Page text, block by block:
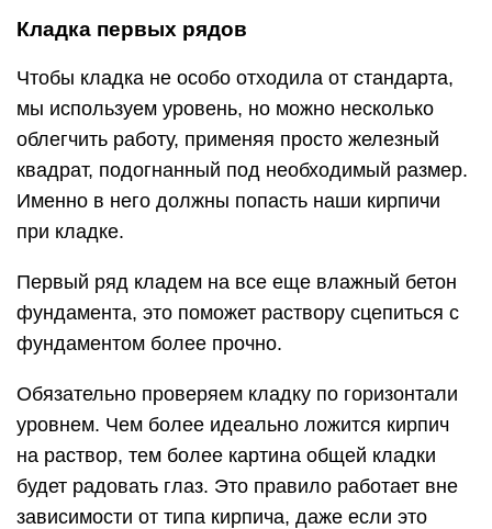
Кладка первых рядов
Чтобы кладка не особо отходила от стандарта,
мы используем уровень, но можно несколько
облегчить работу, применяя просто железный
квадрат, подогнанный под необходимый размер.
Именно в него должны попасть наши кирпичи
при кладке.
Первый ряд кладем на все еще влажный бетон
фундамента, это поможет раствору сцепиться с
фундаментом более прочно.
Обязательно проверяем кладку по горизонтали
уровнем. Чем более идеально ложится кирпич
на раствор, тем более картина общей кладки
будет радовать глаз. Это правило работает вне
зависимости от типа кирпича, даже если это